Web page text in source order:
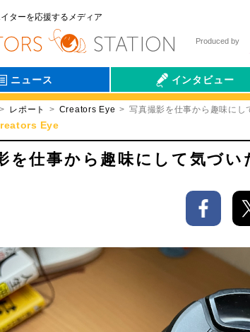
ターを応援するメディア
Produced by
ニュース インタビュー
会社伝
レポート Creators Eye 写真撮影を仕事から趣味にし
Eye
を仕事から趣味にして気づい